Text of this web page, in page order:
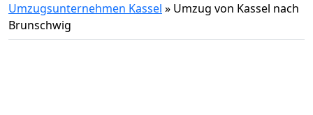
Umzugsunternehmen Kassel » Umzug von Kassel nach
Brunschwig